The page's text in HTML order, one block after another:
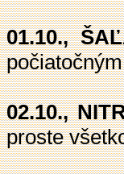
01.10.,
02.10.,
proste